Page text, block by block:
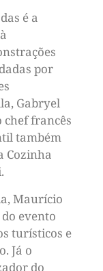
é a
por
Gabryel
chef francês
também
Cozinha
Maurício
evento
turísticos e
Já o
do